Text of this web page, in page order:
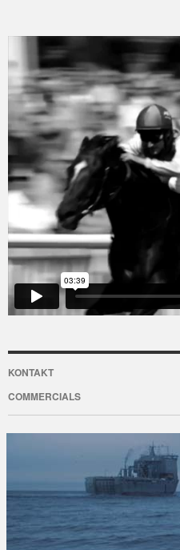
Nicolas Sturm - Manhattanfrom
KONTAKT
COMMERCIALS